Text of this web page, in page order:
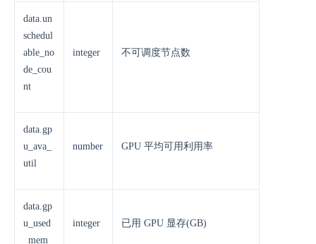
data.un
schedul
able_no
de_cou
nt
integer 不可调度节点数
data.gp
u_ava_
util
number GPU 平均可用利用率
data.gp
u_used
_mem
integer 已用 GPU 显存(GB)